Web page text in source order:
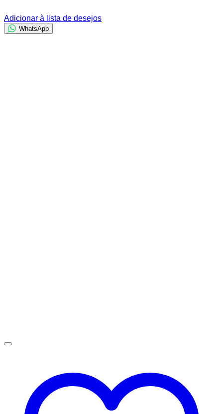
Adicionar à lista de desejos
WhatsApp